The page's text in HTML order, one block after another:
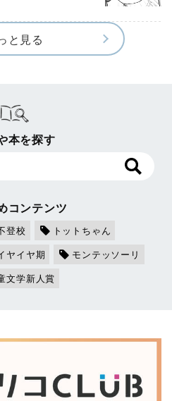
と見る
本を探す
コンテンツ
登校
トットちゃん
ヤイヤ期
モンテッソーリ
文学新人賞